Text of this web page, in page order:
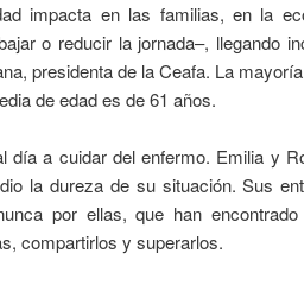
impacta en las familias, en la
o reducir la jornada–, llegando
presidenta de la Ceafa. La
de edad es de 61 años.
día a cuidar del enfermo. Emilia y
la dureza de su situación. Sus
por ellas, que han
compartirlos y superarlos.